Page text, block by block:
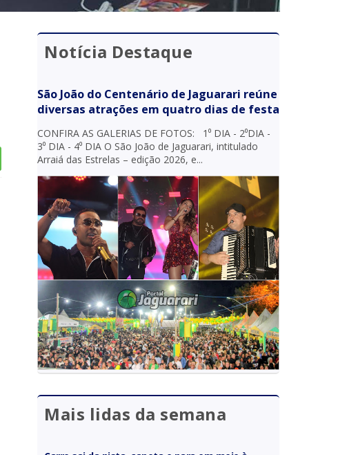
Notícia Destaque
São João do Centenário de Jaguarari reúne
diversas atrações em quatro dias de festa
CONFIRA AS GALERIAS DE FOTOS: 1⁰ DIA - 2⁰DIA -
3⁰ DIA - 4⁰ DIA O São João de Jaguarari, intitulado
Arraiá das Estrelas – edição 2026, e...
Mais lidas da semana